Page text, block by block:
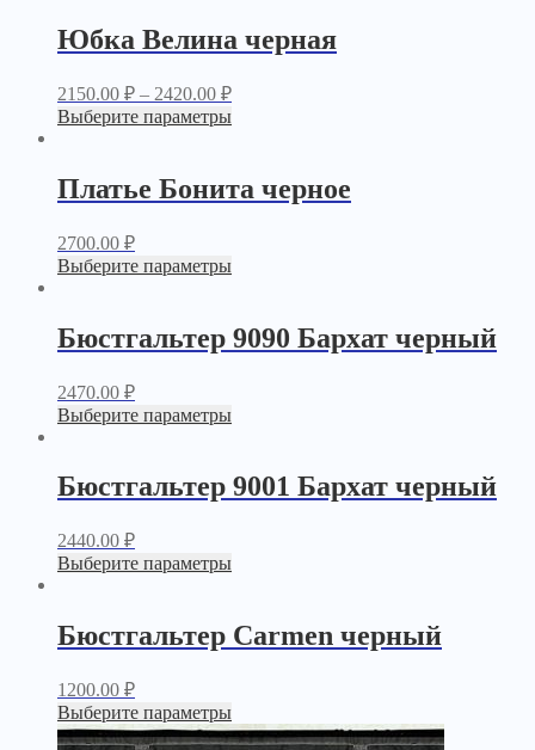
Юбка Велина черная
2150.00 ₽ – 2420.00 ₽
Выберите параметры
Платье Бонита черное
2700.00 ₽
Выберите параметры
Бюстгальтер 9090 Бархат черный
2470.00 ₽
Выберите параметры
Бюстгальтер 9001 Бархат черный
2440.00 ₽
Выберите параметры
Бюстгальтер Carmen черный
1200.00 ₽
Выберите параметры